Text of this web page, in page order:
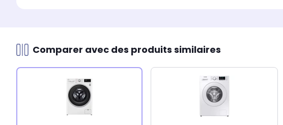
Comparer avec des produits similaires